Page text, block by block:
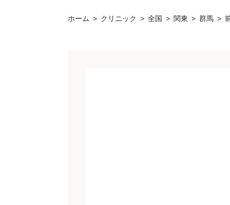
ホーム クリニック 全国 関東 群馬